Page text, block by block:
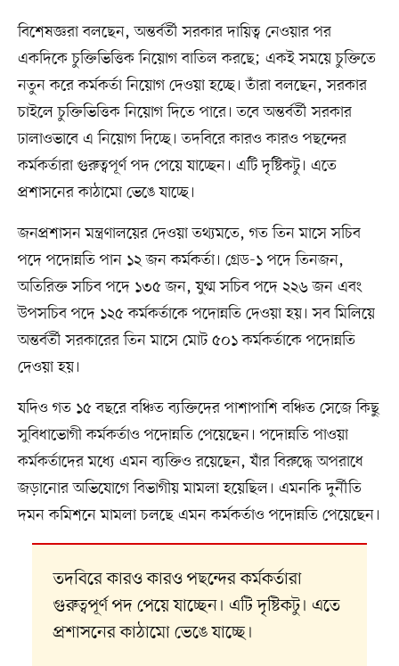
বিশেষজ্ঞরা বলছেন, অন্তর্বর্তী সরকার দায়িত্ব নেওয়ার পর
একদিকে চুক্তিভিত্তিক নিয়োগ বাতিল করছে; একই সময়ে চুক্তিতে
নতুন করে কর্মকর্তা নিয়োগ দেওয়া হচ্ছে। তাঁরা বলছেন, সরকার
চাইলে চুক্তিভিত্তিক নিয়োগ দিতে পারে। তবে অন্তর্বর্তী সরকার
ঢালাওভাবে এ নিয়োগ দিচ্ছে। তদবিরে কারও কারও পছন্দের
কর্মকর্তারা গুরুত্বপূর্ণ পদ পেয়ে যাচ্ছেন। এটি দৃষ্টিকটু। এতে
প্রশাসনের কাঠামো ভেঙে যাচ্ছে।
জনপ্রশাসন মন্ত্রণালয়ের দেওয়া তথ্যমতে, গত তিন মাসে সচিব
পদে পদোন্নতি পান ১২ জন কর্মকর্তা। গ্রেড-১ পদে তিনজন,
অতিরিক্ত সচিব পদে ১৩৫ জন, যুগ্ম সচিব পদে ২২৬ জন এবং
উপসচিব পদে ১২৫ কর্মকর্তাকে পদোন্নতি দেওয়া হয়। সব মিলিয়ে
অন্তর্বর্তী সরকারের তিন মাসে মোট ৫০১ কর্মকর্তাকে পদোন্নতি
দেওয়া হয়।
যদিও গত ১৫ বছরে বঞ্চিত ব্যক্তিদের পাশাপাশি বঞ্চিত সেজে কিছু
সুবিধাভোগী কর্মকর্তাও পদোন্নতি পেয়েছেন। পদোন্নতি পাওয়া
কর্মকর্তাদের মধ্যে এমন ব্যক্তিও রয়েছেন, যাঁর বিরুদ্ধে অপরাধে
জড়ানোর অভিযোগে বিভাগীয় মামলা হয়েছিল। এমনকি দুর্নীতি
দমন কমিশনে মামলা চলছে এমন কর্মকর্তাও পদোন্নতি পেয়েছেন।
তদবিরে কারও কারও পছন্দের কর্মকর্তারা
গুরুত্বপূর্ণ পদ পেয়ে যাচ্ছেন। এটি দৃষ্টিকটু। এতে
প্রশাসনের কাঠামো ভেঙে যাচ্ছে।